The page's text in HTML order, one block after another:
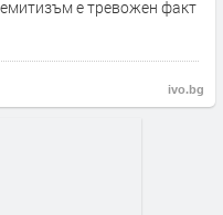
е тревожен факт
ivo.bg